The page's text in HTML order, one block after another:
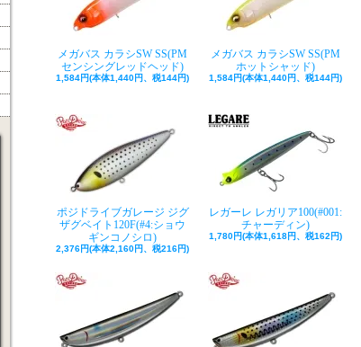
メガバス カラシSW SS(PM
センシングレッドヘッド)
1,584円(本体1,440円、税144円)
メガバス カラシSW SS(PM
ホットシャッド)
1,584円(本体1,440円、税144円)
ポジドライブガレージ ジグ
ザグベイト120F(#4:ショウ
ギンコノシロ)
2,376円(本体2,160円、税216円)
レガーレ レガリア100(#001:
チャーディン)
1,780円(本体1,618円、税162円)